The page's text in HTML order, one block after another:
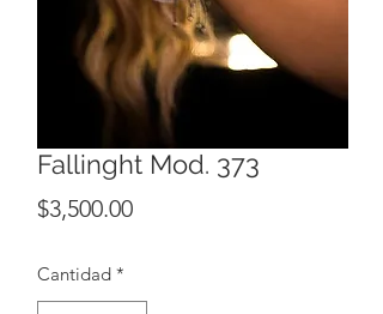
Fallinght Mod. 373
$3,500.00Precio
Cantidad *